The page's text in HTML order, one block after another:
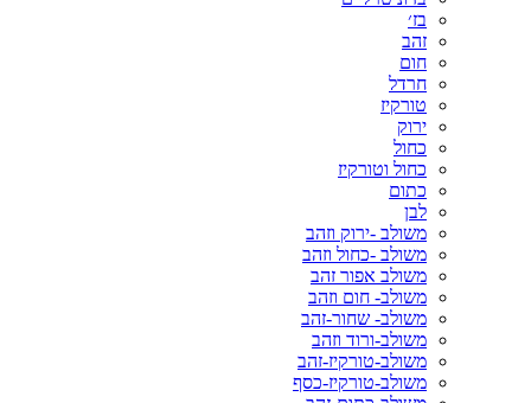
בז׳
זהב
חום
חרדל
טורקיז
ירוק
כחול
כחול וטורקיז
כתום
לבן
משולב -ירוק וזהב
משולב -כחול וזהב
משולב אפור זהב
משולב- חום וזהב
משולב- שחור-זהב
משולב-ורוד וזהב
משולב-טורקיז-זהב
משולב-טורקיז-כסף